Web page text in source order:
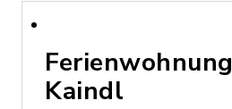
Ferienwohnung
Kaindl